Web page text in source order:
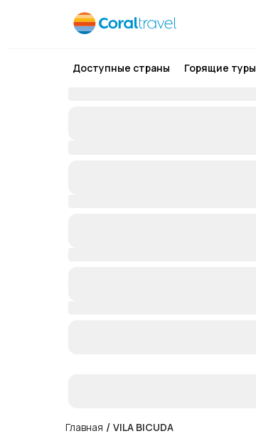
Доступные страны Горящие туры
Главная / VILA BICUDA